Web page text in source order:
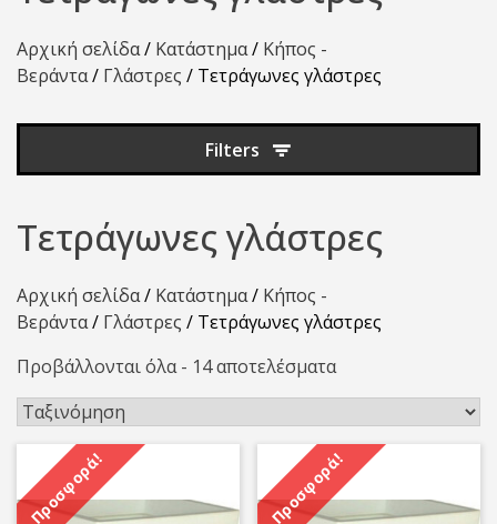
Αρχική σελίδα/ Κατάστημα/ Κήπος -
Βεράντα/ Γλάστρες / Τετράγωνες γλάστρες
Filters
Τετράγωνες γλάστρες
Αρχική σελίδα/ Κατάστημα/ Κήπος -
Βεράντα/ Γλάστρες / Τετράγωνες γλάστρες
Προβάλλονται όλα - 14 αποτελέσματα
Προσφορά! Προσφορά!